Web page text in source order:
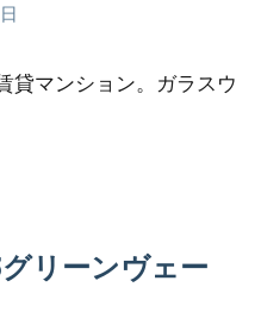
貸マンション。ガラスウ
リーンヴェー